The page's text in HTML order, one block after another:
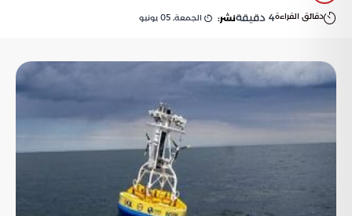
دقائق القراءة4 دقيقةنشر: الجمعة, 05 يونيو